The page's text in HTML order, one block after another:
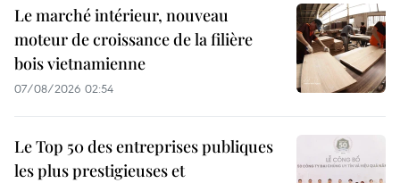
Le marché intérieur, nouveau
moteur de croissance de la filière
bois vietnamienne
07/08/2026 02:54
Le Top 50 des entreprises publiques
les plus prestigieuses et